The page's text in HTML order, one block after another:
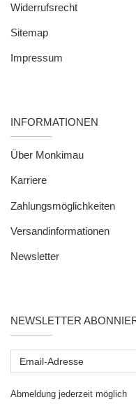
Widerrufsrecht
Sitemap
Impressum
INFORMATIONEN
Über Monkimau
Karriere
Zahlungsmöglichkeiten
Versandinformationen
Newsletter
NEWSLETTER
Email-
Abmeldung jederzeit möglich